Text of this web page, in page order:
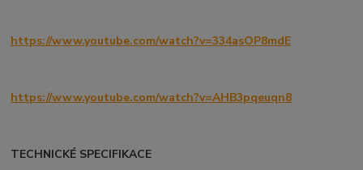
https://www.youtube.com/watch?v=334asOP8mdE
https://www.youtube.com/watch?v=AHB3pqeuqn8
TECHNICKÉ SPECIFIKACE